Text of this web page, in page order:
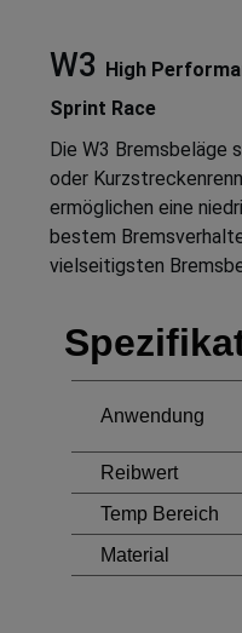
W3 High
Sprint Race
Die W3 Bremsbeläge
oder
ermöglichen eine
bestem
vielseitigsten
Anwendung
Reibwert
Temp Bereich
Material